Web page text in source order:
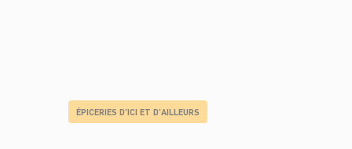
ÉPICERIES D'ICI ET D'AILLEURS